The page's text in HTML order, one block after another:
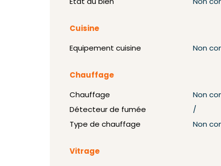
État du bien Non
Cuisine
Equipement cuisine Non
Chauffage
Chauffage
Non
Détecteur de fumée
/
Type de chauffage
Non
Vitrage